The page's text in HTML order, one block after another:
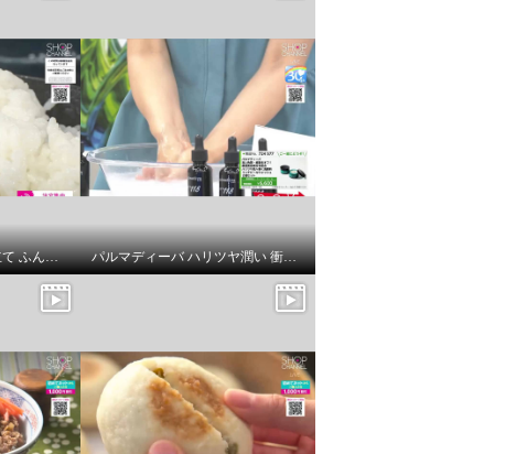
北アルプスの天然水仕立て ふんわりごはん 富山県入善町のこしひかり パルマディーバ ハリツヤ潤い 衝撃の集中ケア美容液！ Ｎｏ１１８ ２．６本分増量特別セット